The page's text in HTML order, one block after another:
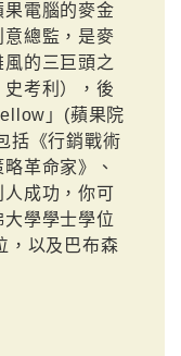
電腦的麥金
總監，是麥
的三巨頭之
考利），後
」(蘋果院
括《行銷戰術
革命家》、
人成功，你可
學學士學位
，以及巴布森